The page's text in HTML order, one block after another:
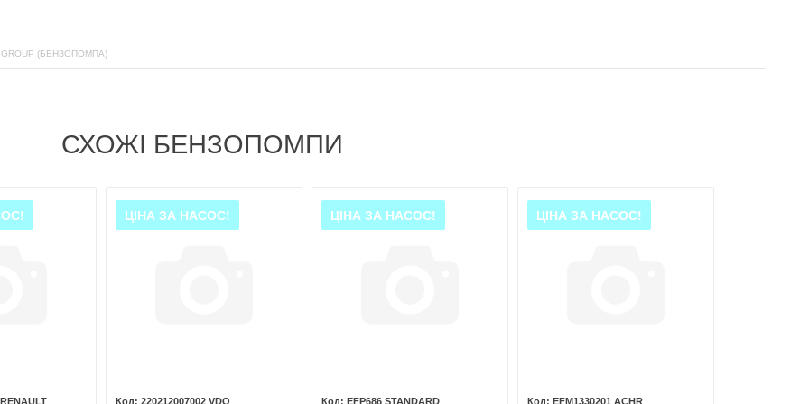
(БЕНЗОПОМПА)
СХОЖІ БЕНЗОПОМПИ
ЦІНА ЗА НАСОС!
220212007002 VDO
ЦІНА ЗА НАСОС!
EFP686 STANDARD
ЦІНА ЗА НАСОС!
EFM1330201 ACHR